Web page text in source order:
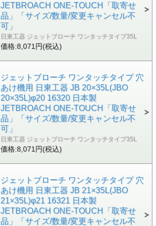
JETBROACH ONE-TOUCH「取寄せ
品」「サイズ/数量/変更キャンセル不
可」
日東工器 ジェットブローチ ワンタッチタイプ35L
価格:8,071円(税込)
ジェットブローチ ワンタッチタイプ 穴
あけ機用 日東工器 JB 20×35L(JBO
20×35L)φ20 16320 日本製
JETBROACH ONE-TOUCH「取寄せ
品」「サイズ/数量/変更キャンセル不
可」
日東工器 ジェットブローチ ワンタッチタイプ35L
価格:8,071円(税込)
ジェットブローチ ワンタッチタイプ 穴
あけ機用 日東工器 JB 21×35L(JBO
21×35L)φ21 16321 日本製
JETBROACH ONE-TOUCH「取寄せ
品」「サイズ/数量/変更キャンセル不